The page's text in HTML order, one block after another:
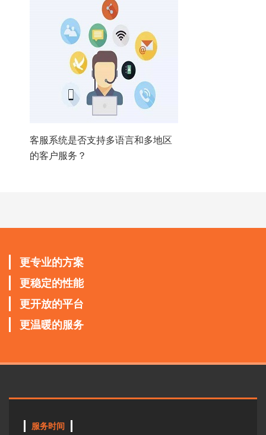
客服系统是否支持多语言和多地区
的客户服务？
更专业的方案
更稳定的性能
更开放的平台
更温暖的服务
服务时间